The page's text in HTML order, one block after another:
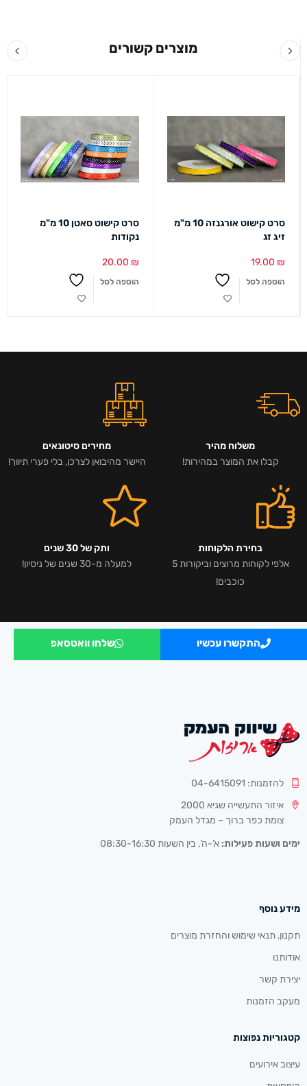
מוצרים קשורים
סרט קישוט אורגנזה 10 מ"מ
זיג זג
19.00 ₪
הוספה לסל
סרט קישוט סאטן 10 מ"מ
נקודות
20.00 ₪
הוספה לסל
משלוח מהיר
קבלו את המוצר במהירות!
מחירים סיטונאים
היישר מהיבואן לצרכן, בלי פערי תיווך!
בחירת הלקוחות
אלפי לקוחות מרוצים וביקורות 5
כוכבים!
ותק של 30 שנים
למעלה מ-30 שנים של ניסיון!
התקשרו עכשיו שלחו וואטסאפ
להזמנות: 04-6415091
איזור התעשייה שגיא 2000
צומת כפר ברוך – מגדל העמק
ימים ושעות פעילות: א’-ה’, בין השעות 08:30-16:30
מידע נוסף
תקנון, תנאי שימוש והחזרת מוצרים
אודותנו
יצירת קשר
מעקב הזמנות
קטגוריות נפוצות
עיצוב אירועים